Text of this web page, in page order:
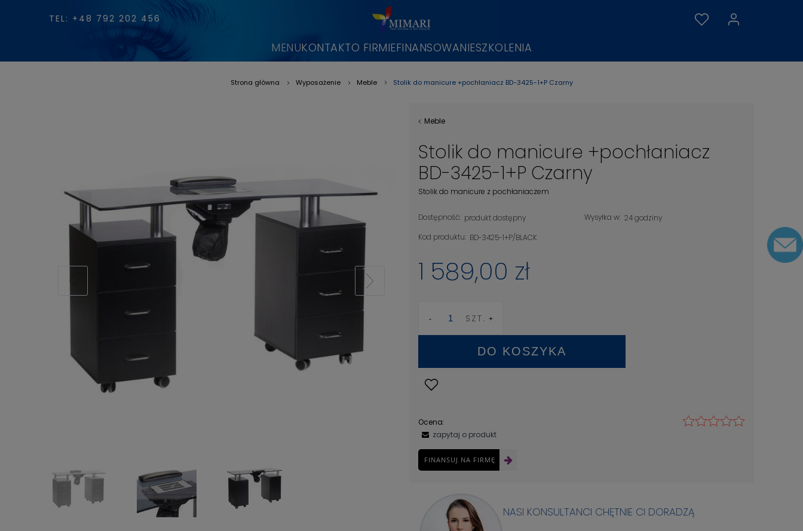
TEL: +48 792 202 456
MENUKONTAKTO FIRMIEFINANSOWANIESZKOLENIA
Strona główna Wyposażenie Meble Stolik do manicure +pochłaniacz BD-3425-1+P Czarny
Meble
Stolik do manicure +pochłaniacz
BD-3425-1+P Czarny
Stolik do manicure z pochłaniaczem
Dostępność: produkt dostępny Wysyłka w: 24 godziny
Kod produktu: BD-3425-1+P/BLACK
1 589,00 zł
SZT.
DO KOSZYKA
Ocena:
zapytaj o produkt
FINANSUJ NA FIRMĘ
NASI KONSULTANCI CHĘTNIE CI DORADZĄ